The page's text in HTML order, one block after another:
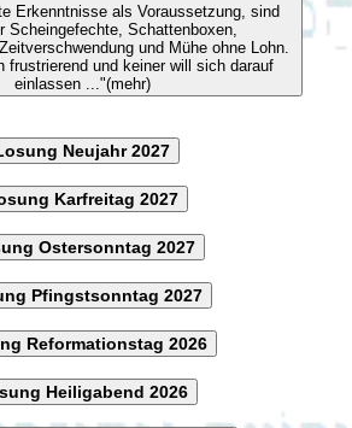
Erkenntnisse als Voraussetzung, sind
Scheingefechte, Schattenboxen,
und Mühe ohne Lohn.
frustrierend und keiner will sich darauf
einlassen ..."(mehr)
Neujahr 2027
Karfreitag 2027
Ostersonntag 2027
Pfingstsonntag 2027
Reformationstag 2026
Heiligabend 2026